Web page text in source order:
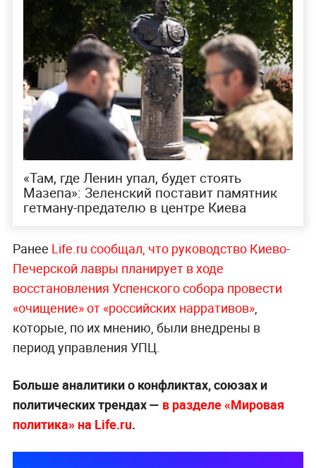
«Там, где Ленин упал, будет стоять
Мазепа»: Зеленский поставит памятник
гетману-предателю в центре Киева
Ранее Life.ru сообщал, что руководство Киево-
Печерской лавры планирует в ходе
восстановления Успенского собора провести
«очищение» от «российских нарративов»,
которые, по их мнению, были внедрены в
период управления УПЦ.
Больше аналитики о конфликтах, союзах и
политических трендах — в разделе «Мировая
политика» на Life.ru.